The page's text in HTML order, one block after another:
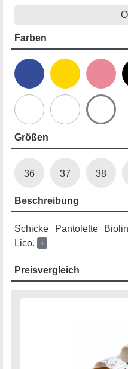
Farben
Größen
36 37 38
Beschreibung
Schicke Pantolette
Lico. +
Preisvergleich